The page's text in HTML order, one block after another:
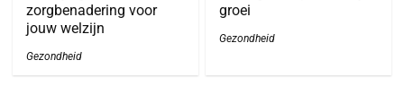
zorgbenadering voor
jouw welzijn
Gezondheid
groei
Gezondheid